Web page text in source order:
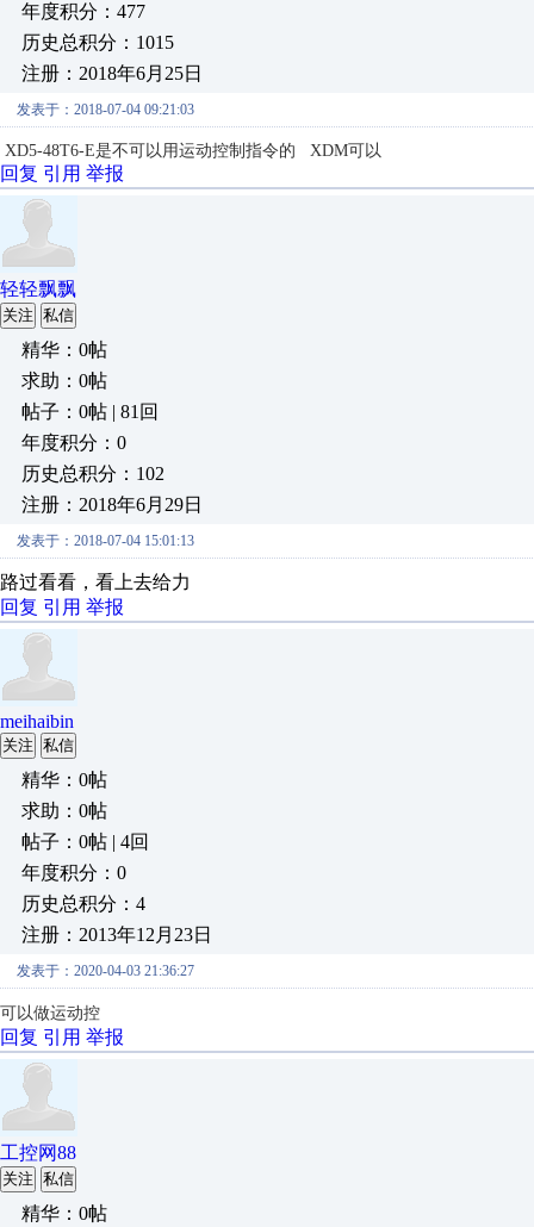
年度积分：477
历史总积分：1015
注册：2018年6月25日
发表于：2018-07-04 09:21:03
XD5-48T6-E是不可以用运动控制指令的 XDM可以
回复 引用 举报
轻轻飘飘
关注 私信
精华：0帖
求助：0帖
帖子：0帖 | 81回
年度积分：0
历史总积分：102
注册：2018年6月29日
发表于：2018-07-04 15:01:13
路过看看，看上去给力
回复 引用 举报
meihaibin
关注 私信
精华：0帖
求助：0帖
帖子：0帖 | 4回
年度积分：0
历史总积分：4
注册：2013年12月23日
发表于：2020-04-03 21:36:27
可以做运动控
回复 引用 举报
工控网88
关注 私信
精华：0帖